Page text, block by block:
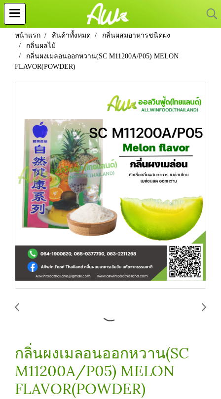
หน้าแรก สินค้าทั้งหมด
กลิ่นผสมอาหารชนิดผง
กลิ่นผลไม้
กลิ่นผงเมลอนออกหวาน(SC M11200A/P05) MELON
FLAVOR(POWDER)
กลิ่นผงเมลอนออกหวาน(SC
M11200A/P05) MELON
FLAVOR(POWDER)